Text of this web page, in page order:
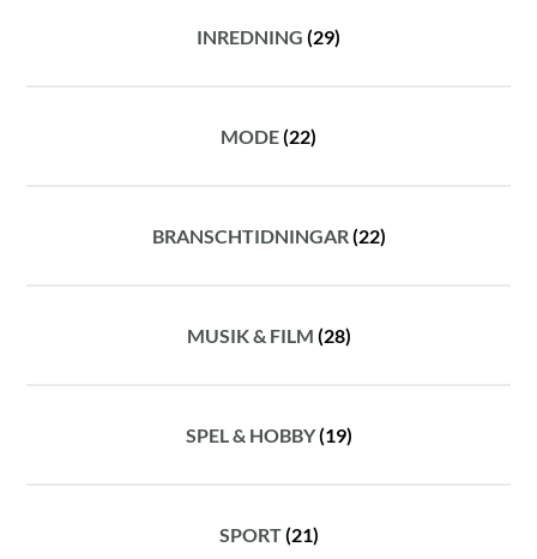
INREDNING (29)
MODE(22)
BRANSCHTIDNINGAR(22)
MUSIK & FILM (28)
SPEL & HOBBY(19)
SPORT(21)